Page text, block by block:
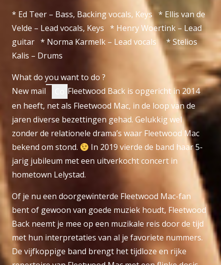
* Ed Teer – Bass, Backing vocals, Keys * Ellis van de
Velde – Lead vocals, Keys * Henry Woertink – Lead
guitar * Norma Karmelk – Lead vocals * Stelios
Kalis – Drums
What do you want to do ?
New mail
Fleetwood Back is opgericht in 2014
en heeft, net als Fleetwood Mac, in de loop van de
jaren diverse bezettingen gehad. Gelukkig wel
zonder de relationele drama’s waar Fleetwood Mac
bekend om stond.
In 2019 vierde de band haar 5-
jarig jubileum met een uitverkocht concert in
hometown Lelystad.
Of je nu een doorgewinterde Fleetwood Mac-fan
bent of gewoon van goede muziek houdt, Fleetwood
Back neemt je mee op een muzikale reis door de tijd
met hun interpretaties van al je favoriete nummers.
De vijfkoppige band brengt het tijdloze en rijke